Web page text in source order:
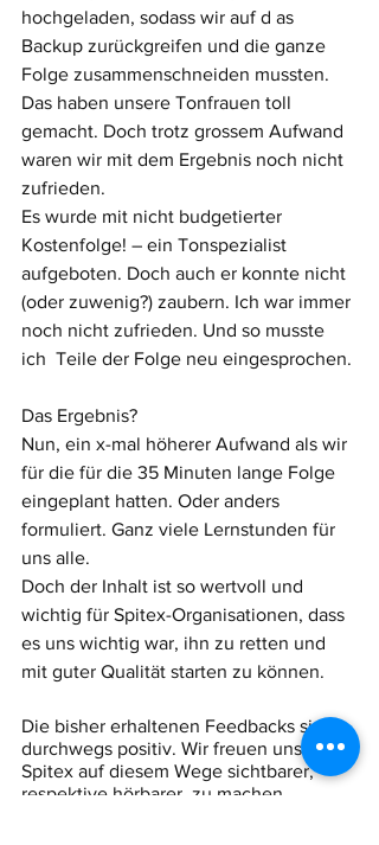
hochgeladen, sodass wir auf d as
Backup zurückgreifen und die ganze
Folge zusammenschneiden mussten.
Das haben unsere Tonfrauen toll
gemacht. Doch trotz grossem Aufwand
waren wir mit dem Ergebnis noch nicht
zufrieden.
Es wurde mit nicht budgetierter
Kostenfolge! – ein Tonspezialist
aufgeboten. Doch auch er konnte nicht
(oder zuwenig?) zaubern. Ich war immer
noch nicht zufrieden. Und so musste
ich  Teile der Folge neu eingesprochen.
Das Ergebnis?
Nun, ein x-mal höherer Aufwand als wir
für die für die 35 Minuten lange Folge
eingeplant hatten. Oder anders
formuliert. Ganz viele Lernstunden für
uns alle.
Doch der Inhalt ist so wertvoll und
wichtig für Spitex-Organisationen, dass
es uns wichtig war, ihn zu retten und
mit guter Qualität starten zu können.
Die bisher erhaltenen Feedbacks sind
durchwegs positiv. Wir freuen uns, die
Spitex auf diesem Wege sichtbarer,
respektive hörbarer, zu machen.